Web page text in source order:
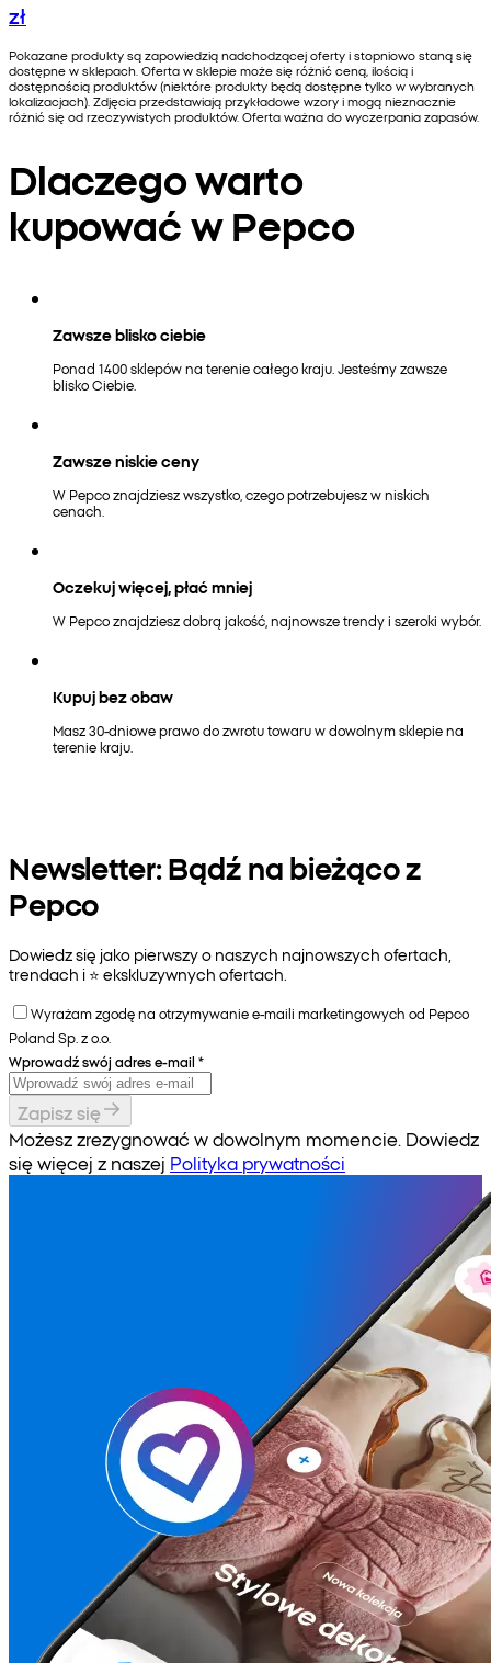
zł
Pokazane produkty są zapowiedzią nadchodzącej oferty i stopniowo staną się
dostępne w sklepach. Oferta w sklepie może się różnić ceną, ilością i
dostępnością produktów (niektóre produkty będą dostępne tylko w wybranych
lokalizacjach). Zdjęcia przedstawiają przykładowe wzory i mogą nieznacznie
różnić się od rzeczywistych produktów. Oferta ważna do wyczerpania zapasów.
Dlaczego warto
kupować w Pepco
Zawsze blisko ciebie
Ponad 1400 sklepów na terenie całego kraju. Jesteśmy zawsze
blisko Ciebie.
Zawsze niskie ceny
W Pepco znajdziesz wszystko, czego potrzebujesz w niskich
cenach.
Oczekuj więcej, płać mniej
W Pepco znajdziesz dobrą jakość, najnowsze trendy i szeroki wybór.
Kupuj bez obaw
Masz 30-dniowe prawo do zwrotu towaru w dowolnym sklepie na
terenie kraju.
Newsletter: Bądź na bieżąco z
Pepco
Dowiedz się jako pierwszy o naszych najnowszych ofertach,
trendach i ⭐️ ekskluzywnych ofertach.
Wyrażam zgodę na otrzymywanie e-maili marketingowych od Pepco
Poland Sp. z o.o.
Wprowadź swój adres e-mail *
Zapisz się
Możesz zrezygnować w dowolnym momencie. Dowiedz
się więcej z naszej Polityka prywatności